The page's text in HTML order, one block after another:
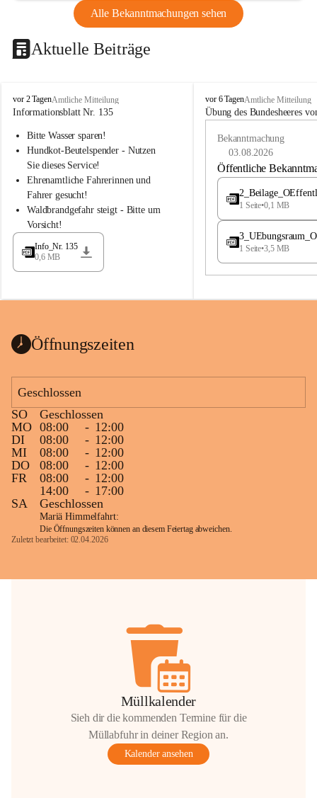
Alle Bekanntmachungen sehen
Aktuelle Beiträge
B
u
h
a
d
l
a
vor 2 TagenAmtliche Mitteilung
Informationsblatt Nr. 135
Bitte Wasser sparen!
Hundkot-Beutelspender - Nutzen
Sie dieses Service!
Ehrenamtliche Fahrerinnen und
Fahrer gesucht!
Waldbrandgefahr steigt - Bitte um
Vorsicht!
Info_Nr. 135
0,6 MB
B
u
e
a
vor 6 TagenAmtliche Mitteilung
Übung des Bundesheeres
Bekanntmachung
03.08.2026
Öffentliche
1 Seite•0,1 MB
1 Seite•3,5 MB
Öffnungszeiten
Geschlossen
SO
Geschlossen
MO 08:00 - 12:00
DI
08:00 - 12:00
MI
08:00 - 12:00
DO
08:00 - 12:00
FR
08:00 - 12:00
14:00
- 17:00
SA
Geschlossen
Mariä Himmelfahrt:
Die Öffnungszeiten können an diesem Feiertag abweichen.
Zuletzt bearbeitet: 02.04.2026
Müllkalender
Sieh dir die kommenden Termine für die
Müllabfuhr in deiner Region an.
Kalender ansehen